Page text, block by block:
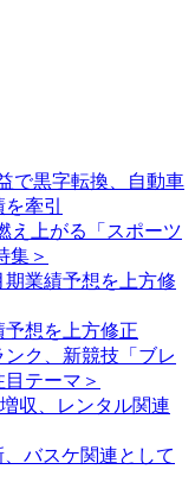
で黒字転換、自動車
牽引
え上がる「スポーツ
集＞
業績予想を上方修
想を上方修正
ンク、新競技「ブレ
テーマ＞
収、レンタル関連
バスケ関連として